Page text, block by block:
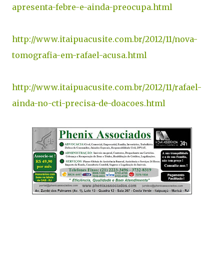
apresenta-febre-e-ainda-preocupa.html
http://www.itaipuacusite.com.br/2012/11/nova-
tomografia-em-rafael-acusa.html
http://www.itaipuacusite.com.br/2012/11/rafael-
ainda-no-cti-precisa-de-doacoes.html